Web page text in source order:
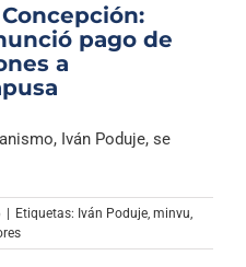
pago de
a
Iván Poduje, se
| Etiquetas: Iván Poduje minvu